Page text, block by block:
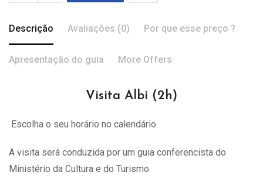
Descrição Avaliações (0) Por que esse preço ?
Apresentação do guia More Offers
Visita Albi (2h)
Escolha o seu horário no calendário.
A visita será conduzida por um guia conferencista do
Ministério da Cultura e do Turismo.